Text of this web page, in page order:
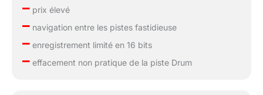
–prix élevé
–navigation entre les pistes fastidieuse
–enregistrement limité en 16 bits
–effacement non pratique de la piste Drum